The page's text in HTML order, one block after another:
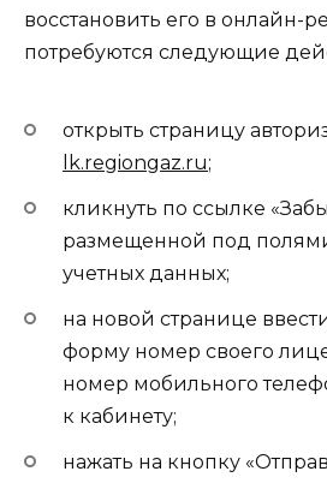
восстановить его в онлайн-
потребуются следующие
открыть страницу
lk.regiongaz.ru;
кликнуть по ссылке
размещенной под
учетных данных;
на новой странице
форму номер своего
номер мобильного
к кабинету;
нажать на кнопку